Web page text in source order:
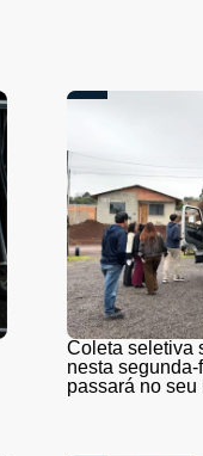
Coleta seletiva
nesta
passará no seu